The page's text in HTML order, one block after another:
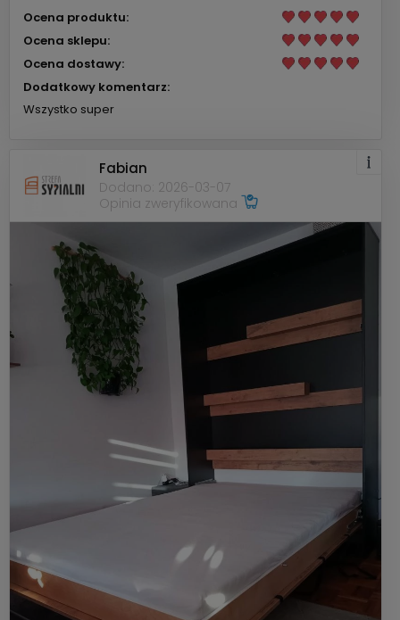
Ocena produktu:
Ocena sklepu:
Ocena dostawy:
Dodatkowy komentarz:
Wszystko super
Fabian
Dodano: 2026-03-07
Opinia zweryfikowana